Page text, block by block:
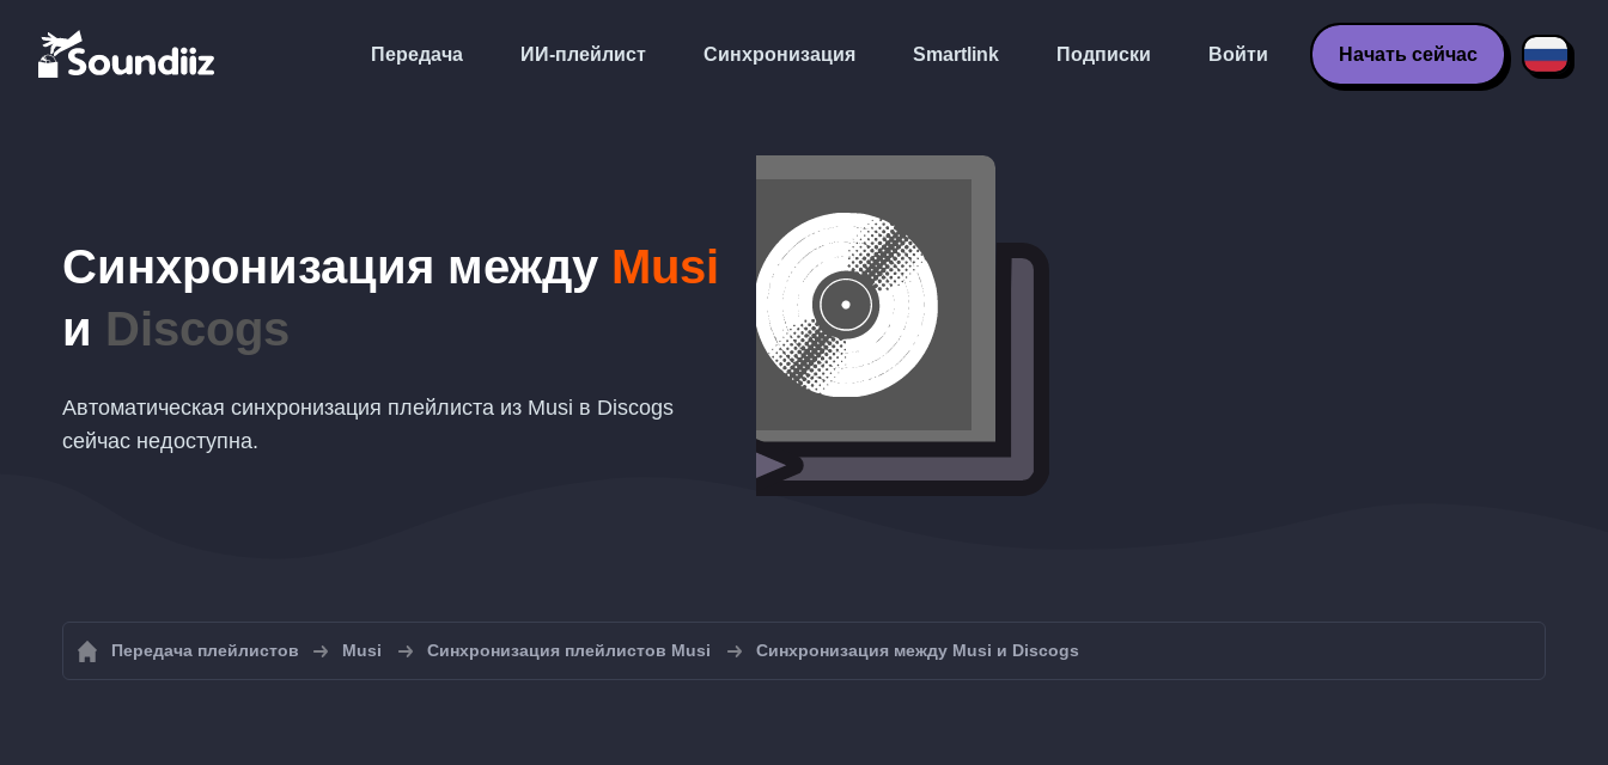
Передача ИИ-плейлист Синхронизация Smartlink Подписки Войти Начать сейчас
Синхронизация между Musi
и Discogs
Автоматическая синхронизация плейлиста из Musi в Discogs
сейчас недоступна.
Передача плейлистов Musi Синхронизация плейлистов Musi Синхронизация между Musi и Discogs